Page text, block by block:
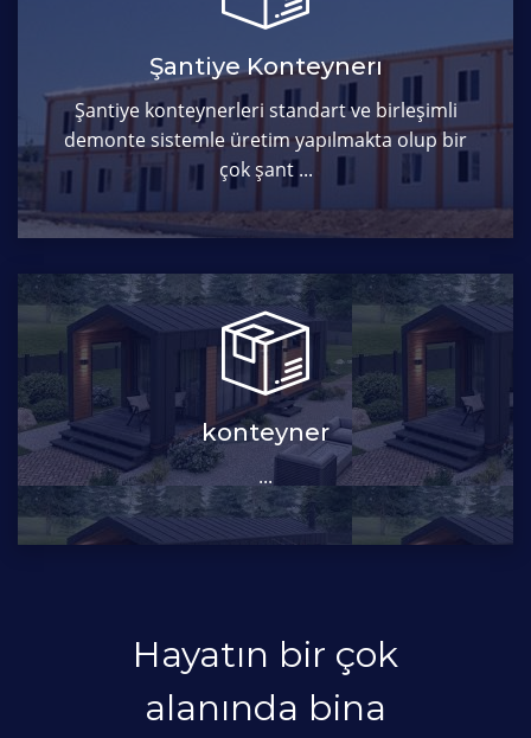
Şantiye Konteynerı
Şantiye konteynerleri standart ve birleşimli
demonte sistemle üretim yapılmakta olup bir
çok şant ...
konteyner
...
Hayatın bir çok
alanında bina